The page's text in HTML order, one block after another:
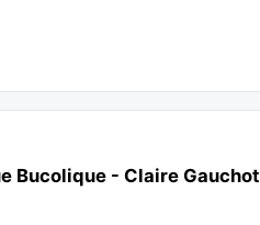
Bucolique - Claire Gauchot